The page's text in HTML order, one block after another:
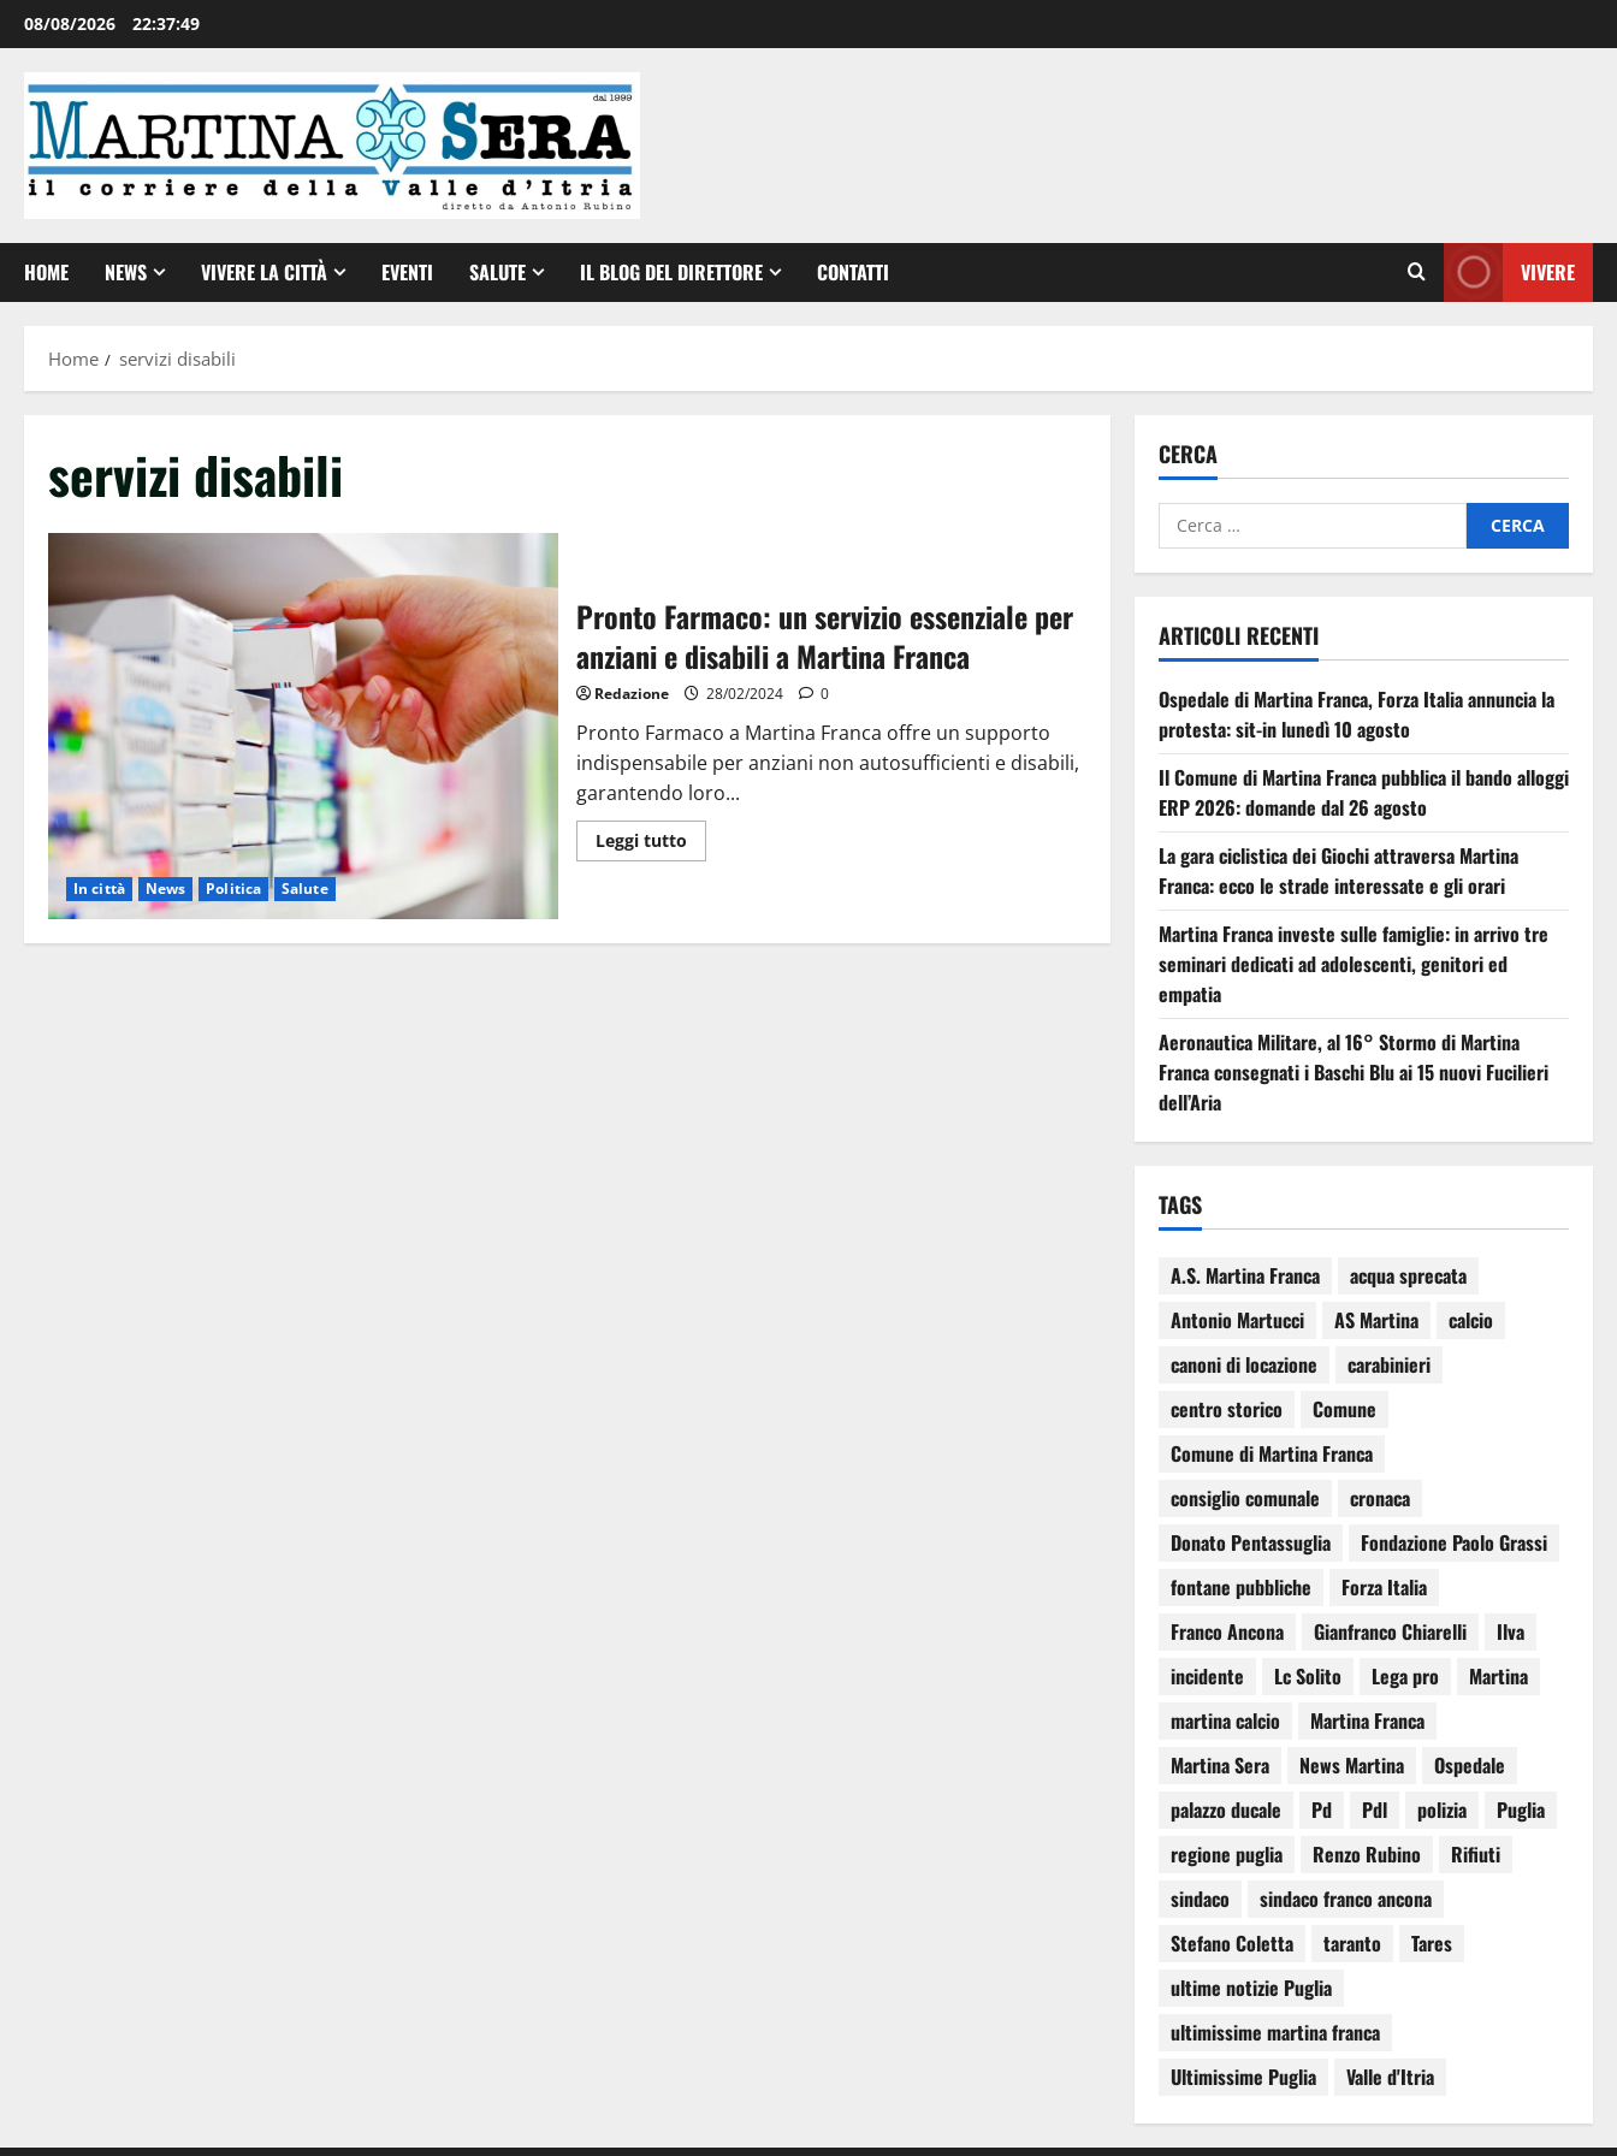
08/08/2026 22:37:50
HOME NEWS VIVERE LA CITTÀ EVENTI SALUTE IL BLOG DEL DIRETTORE CONTATTI VIVERE
Home servizi disabili
servizi disabili
In città News Politica Salute
Pronto Farmaco: un servizio essenziale per
anziani e disabili a Martina Franca
Redazione 28/02/2024 0
Pronto Farmaco a Martina Franca offre un supporto
indispensabile per anziani non autosufficienti e disabili,
garantendo loro...
Leggi tutto
CERCA
ARTICOLI RECENTI
Ospedale di Martina Franca, Forza Italia annuncia la
protesta: sit-in lunedì 10 agosto
Il Comune di Martina Franca pubblica il bando alloggi
ERP 2026: domande dal 26 agosto
La gara ciclistica dei Giochi attraversa Martina
Franca: ecco le strade interessate e gli orari
Martina Franca investe sulle famiglie: in arrivo tre
seminari dedicati ad adolescenti, genitori ed
empatia
Aeronautica Militare, al 16° Stormo di Martina
Franca consegnati i Baschi Blu ai 15 nuovi Fucilieri
dell’Aria
TAGS
A.S. Martina Franca
acqua sprecata
Antonio Martucci
AS Martina
calcio
canoni di locazione
carabinieri
centro storico
Comune
Comune di Martina Franca
consiglio comunale
cronaca
Donato Pentassuglia
Fondazione Paolo Grassi
fontane pubbliche
Forza Italia
Franco Ancona
Gianfranco Chiarelli
Ilva
incidente
Lc Solito Lega pro
Martina
martina calcio
Martina Franca
Martina Sera
News Martina
Ospedale
palazzo ducale
Pd Pdl polizia
Puglia
regione puglia
Renzo Rubino
Rifiuti
sindaco
sindaco franco ancona
Stefano Coletta
taranto
Tares
ultime notizie Puglia
ultimissime martina franca
Ultimissime Puglia
Valle d'Itria